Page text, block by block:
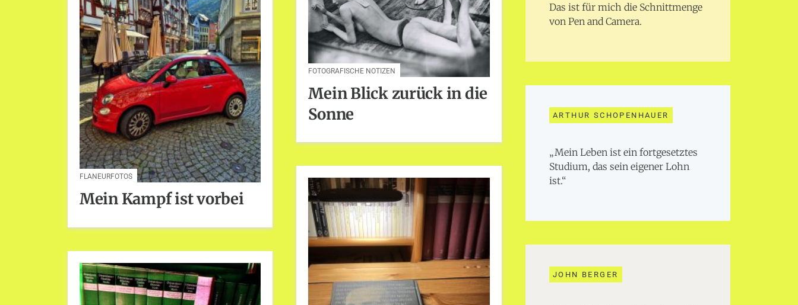
FLANEURFOTOS
Mein Kampf ist vorbei
FOTOGRAFISCHE NOTIZEN
Mein Blick zurück in die
Sonne
Das ist für mich die Schnittmenge
von Pen and Camera.
ARTHUR SCHOPENHAUER
„Mein Leben ist ein fortgesetztes
Studium, das sein eigener Lohn
ist.“
JOHN BERGER